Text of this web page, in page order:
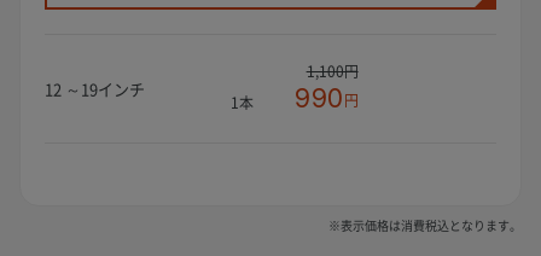
12 ～19インチ
1本
1,100円
990円
※表示価格は消費税込となります。